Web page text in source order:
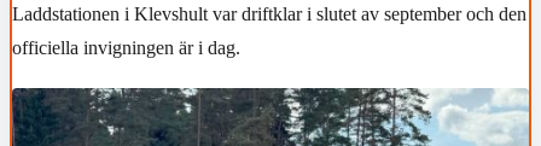
Laddstationen i Klevshult var driftklar i slutet av september och den
officiella invigningen är i dag.